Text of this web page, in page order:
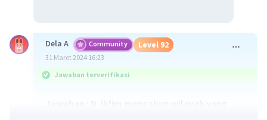
Dela A Community Level 92
31 Maret 2024 16:23
Jawaban terverifikasi